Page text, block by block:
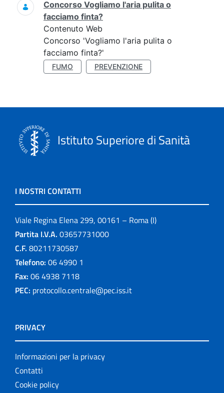
Concorso Vogliamo l'aria pulita o
facciamo finta?
Contenuto Web
Concorso 'Vogliamo l'aria pulita o
facciamo finta?'
FUMO PREVENZIONE
Istituto Superiore di Sanità
I NOSTRI CONTATTI
Viale Regina Elena 299, 00161 – Roma (I)
Partita I.V.A. 03657731000
C.F. 80211730587
Telefono: 06 4990 1
Fax: 06 4938 7118
PEC: protocollo.centrale@pec.iss.it
PRIVACY
Informazioni per la privacy
Contatti
Cookie policy